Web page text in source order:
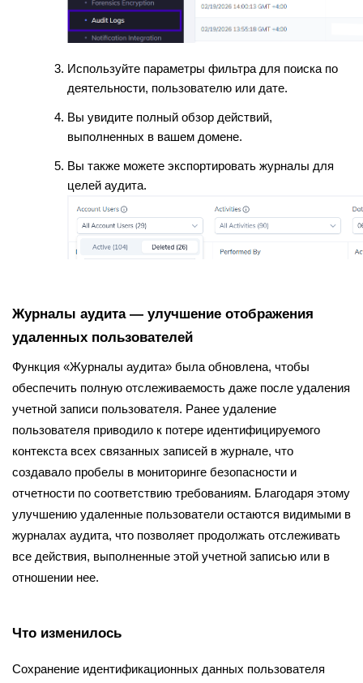
Используйте параметры фильтра для поиска по
деятельности, пользователю или дате.
Вы увидите полный обзор действий,
выполненных в вашем домене.
Вы также можете экспортировать журналы для
целей аудита.
Журналы аудита — улучшение отображения
удаленных пользователей
Функция «Журналы аудита» была обновлена, чтобы
обеспечить полную отслеживаемость даже после удаления
учетной записи пользователя. Ранее удаление
пользователя приводило к потере идентифицируемого
контекста всех связанных записей в журнале, что
создавало пробелы в мониторинге безопасности и
отчетности по соответствию требованиям. Благодаря этому
улучшению удаленные пользователи остаются видимыми в
журналах аудита, что позволяет продолжать отслеживать
все действия, выполненные этой учетной записью или в
отношении нее.
Что изменилось
Сохранение идентификационных данных пользователя